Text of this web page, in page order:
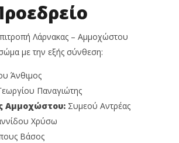
NOW VIEWING
Αμμοχώστου: Εκλέχθηκε η νέα
με Πρόεδρο τον Άνθιμο
Λάρνακας – Αμμοχώστου
με την εξής σύνθεση:
Άνθιμος
Παναγιώτης
Αμμοχώστου: Συμεού Αντρέας
Χρύσω
Βάσος